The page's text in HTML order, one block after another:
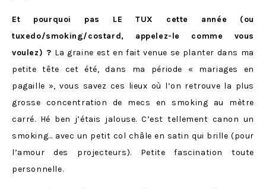
Et pourquoi pas LE TUX cette année (ou
tuxedo/smoking/costard, appelez-le comme vous
voulez) ? La graine est en fait venue se planter dans ma
petite tête cet été, dans ma période « mariages en
pagaille », vous savez ces lieux où l’on retrouve la plus
grosse concentration de mecs en smoking au mètre
carré. Hé ben j’étais jalouse. C’est tellement canon un
smoking… avec un petit col châle en satin qui brille (pour
l’amour des projecteurs). Petite fascination toute
personnelle.